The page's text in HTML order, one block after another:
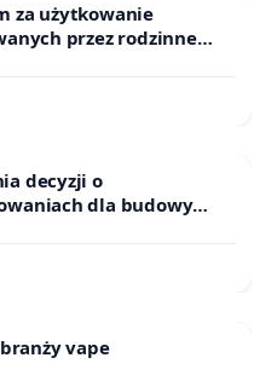
za użytkowanie
przez rodzinne
decyzji o
dla budowy
„Krynki” w
ochrony mieszkańców i
vape